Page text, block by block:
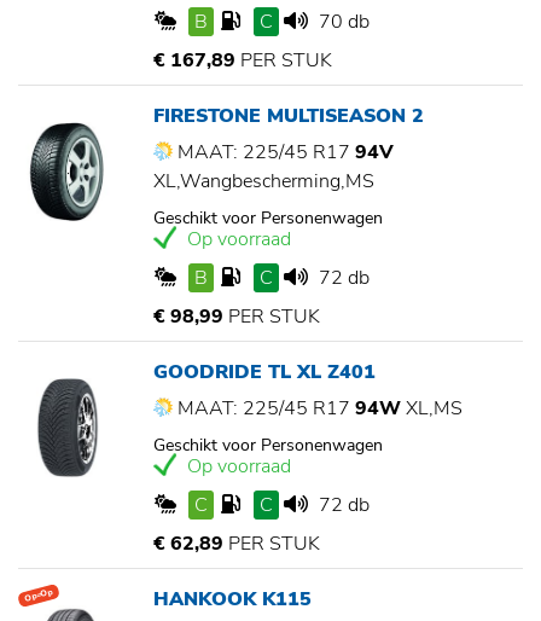
B
C
70 db
€ 167,89 PER STUK
FIRESTONE MULTISEASON 2
MAAT: 225/45 R17 94V
XL,Wangbescherming,MS
Geschikt voor Personenwagen
Op voorraad
B
C
72 db
€ 98,99 PER STUK
GOODRIDE TL XL Z401
MAAT: 225/45 R17 94WXL,MS
Geschikt voor Personenwagen
Op voorraad
C
C
72 db
€ 62,89 PER STUK
Op=Op
HANKOOK K115